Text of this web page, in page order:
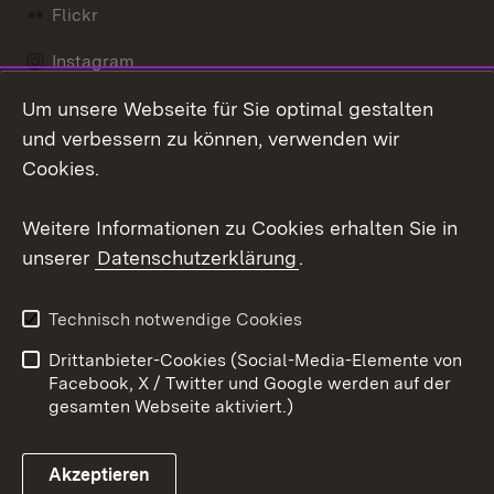
Flickr
Instagram
Social Wall
Link zum Landesportal
Barrierefreiheit
Benutzungshinweise
Impressum
Cookies
Um unsere Webseite für Sie optimal gestalten
und verbessern zu können, verwenden wir
Cookies.
Weitere Informationen zu Cookies erhalten Sie in
unserer Datenschutzerklärung.
Technisch notwendige Cookies
Drittanbieter-Cookies (Social-Media-Elemente von
Facebook, X / Twitter und Google werden auf der
gesamten Webseite aktiviert.)
Akzeptieren